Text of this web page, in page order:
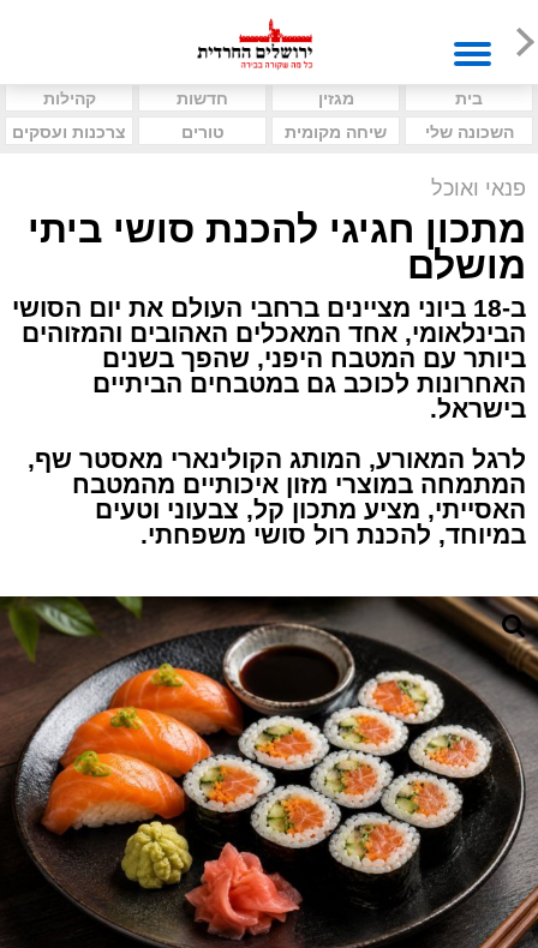
בית מגזין חדשות
קהילות
השכונה שלי
שיחה מקומית טורים צרכנות ועסקים
פנאי ואוכל
מתכון חגיגי להכנת סושי ביתי
מושלם
ב-18 ביוני מציינים ברחבי העולם את יום הסושי
הבינלאומי, אחד המאכלים האהובים והמזוהים
ביותר עם המטבח היפני, שהפך בשנים
האחרונות לכוכב גם במטבחים הביתיים
בישראל.
לרגל המאורע, המותג הקולינארי מאסטר שף,
המתמחה במוצרי מזון איכותיים מהמטבח
האסייתי, מציע מתכון קל, צבעוני וטעים
במיוחד, להכנת רול סושי משפחתי.